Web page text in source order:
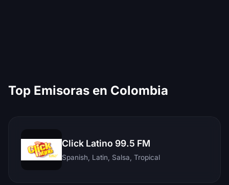
Top Emisoras en Colombia
Click Latino 99.5 FM
Spanish, Latin, Salsa, Tropical